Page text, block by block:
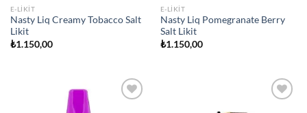
E-LIKIT
Nasty Liq Creamy Tobacco Salt
Likit
₺1.150,00
E-LIKIT
Nasty Liq Pomegranate Berry
Salt Likit
₺1.150,00